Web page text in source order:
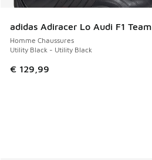
adidas Adiracer Lo Audi F1 Team
Homme Chaussures
Utility Black - Utility Black
€ 129,99